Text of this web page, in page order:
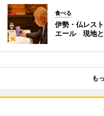
食べる
伊勢・仏レス
エール 現地
も